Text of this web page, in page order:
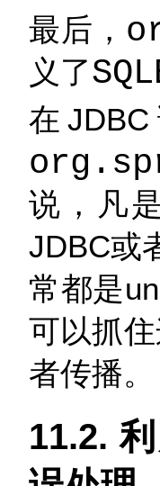
最后，
义了
在
说，凡
JDBC或
常都是
可以抓
者传播。
11.2.